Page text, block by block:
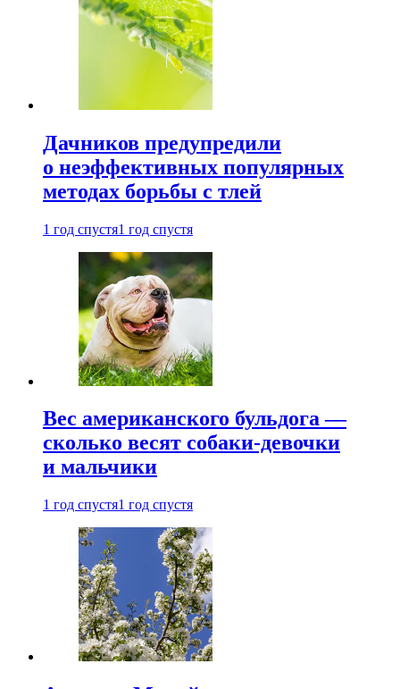
Дачников предупредили
о неэффективных популярных
методах борьбы с тлей
1 год спустя1 год спустя
Вес американского бульдога —
сколько весят собаки-девочки
и мальчики
1 год спустя1 год спустя